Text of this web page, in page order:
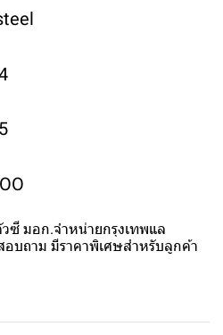
ซี มอก.จำหน่ายกรุงเทพแล
บถาม มีราคาพิเศษสำหรับลูกค้า